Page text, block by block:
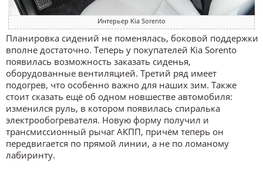
Интерьер Kia Sorento
Планировка сидений не поменялась, боковой поддержки
вполне достаточно. Теперь у покупателей Kia Sorento
появилась возможность заказать сиденья,
оборудованные вентиляцией. Третий ряд имеет
подогрев, что особенно важно для наших зим. Также
стоит сказать ещё об одном новшестве автомобиля:
изменился руль, в котором появилась спиралька
электрообогревателя. Новую форму получил и
трансмиссионный рычаг АКПП, причём теперь он
передвигается по прямой линии, а не по ломаному
лабиринту.